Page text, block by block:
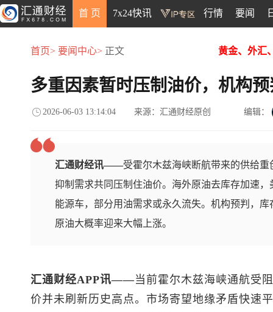
首 页 7x24快讯 行情 要闻
首页> 要闻中心> 正文 黄金、外汇
多重因素暂时压制油价，机构
2026-06-03 13:14:04 来源：汇通财经原创 编辑：
汇通财经讯——受霍尔木兹海峡断航带来的供给
抑制需求共同压制住油价。海外原油去库存加速
能源车，部分用油需求或永久流失。机构预判，
原油大概率迎来大幅上涨。
汇通财经APP讯——当前霍尔木兹海峡通航受
价并未刷新历史高点。市场寄望地缘矛盾快速